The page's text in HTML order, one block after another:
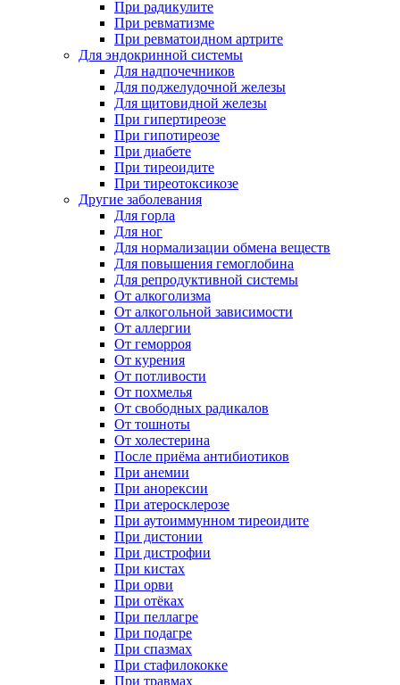
При радикулите
При ревматизме
При ревматоидном артрите
Для эндокринной системы
Для надпочечников
Для поджелудочной железы
Для щитовидной железы
При гипертиреозе
При гипотиреозе
При диабете
При тиреоидите
При тиреотоксикозе
Другие заболевания
Для горла
Для ног
Для нормализации обмена веществ
Для повышения гемоглобина
Для репродуктивной системы
От алкоголизма
От алкогольной зависимости
От аллергии
От геморроя
От курения
От потливости
От похмелья
От свободных радикалов
От тошноты
От холестерина
После приёма антибиотиков
При анемии
При анорексии
При атеросклерозе
При аутоиммунном тиреоидите
При дистонии
При дистрофии
При кистах
При орви
При отёках
При пеллагре
При подагре
При спазмах
При стафилококке
При травмах